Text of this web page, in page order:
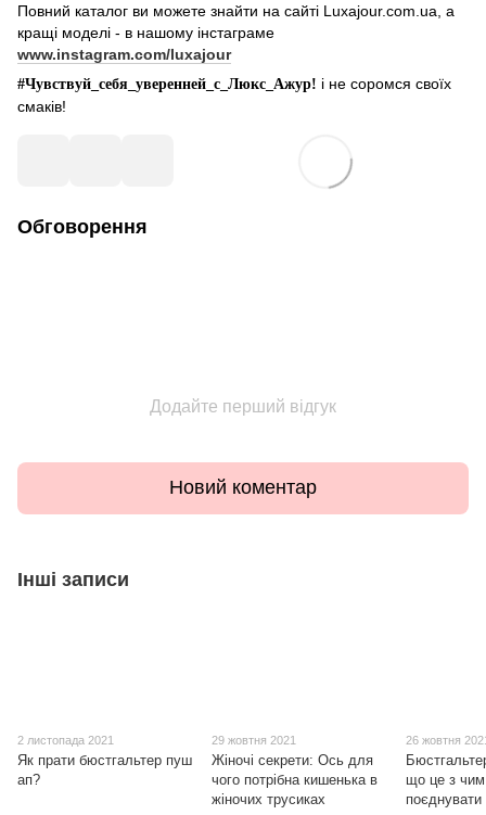
Повний каталог ви можете знайти на сайті Luxajour.com.ua, а
кращі моделі - в нашому інстаграме
www.instagram.com/luxajour
#Чувствуй_себя_уверенней_с_Люкс_Ажур! і не соромся своїх
смаків!
Обговорення
Додайте перший відгук
Новий коментар
Інші записи
2 листопада 2021
Як прати бюстгальтер пуш
ап?
29 жовтня 2021
Жіночі секрети: Ось для
чого потрібна кишенька в
жіночих трусиках
26 жовтня
що це з чим